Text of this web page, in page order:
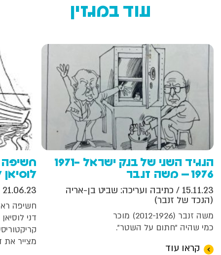
עוד במגזין
הנגיד השני של בנק ישראל 1971-
1976 – משה זנבר
15.11.23 / כתיבה ועריכה: שביט בן-אריה
(הנכד של זנבר)
משה זנבר (2012-1926) מוכר
כמי שהיה "חתום על השטר".
קראו עוד
חשיפה
21.06.23
חשיפה
דני
מצייר את